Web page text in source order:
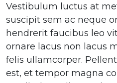
Vestibulum luctus at
suscipit sem ac neque
hendrerit faucibus leo
ornare lacus non lacus
felis ullamcorper.
est, et tempor magna